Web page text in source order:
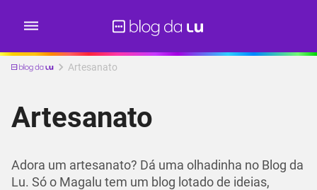
Artesanato
Artesanato
Adora um artesanato? Dá uma olhadinha no Blog da
Lu. Só o Magalu tem um blog lotado de ideias,